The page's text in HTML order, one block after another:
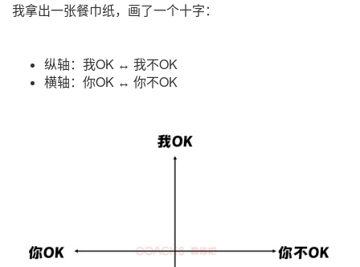
我拿出一张餐巾纸，画了一个十字：
纵轴：我OK ↔ 我不OK
横轴：你OK ↔ 你不OK